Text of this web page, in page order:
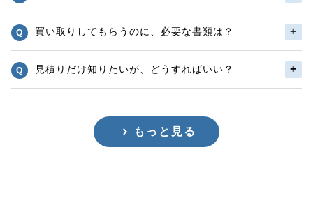
買い取りしてもらうのに、必要な書類は？
見積りだけ知りたいが、どうすればいい？
もっと見る